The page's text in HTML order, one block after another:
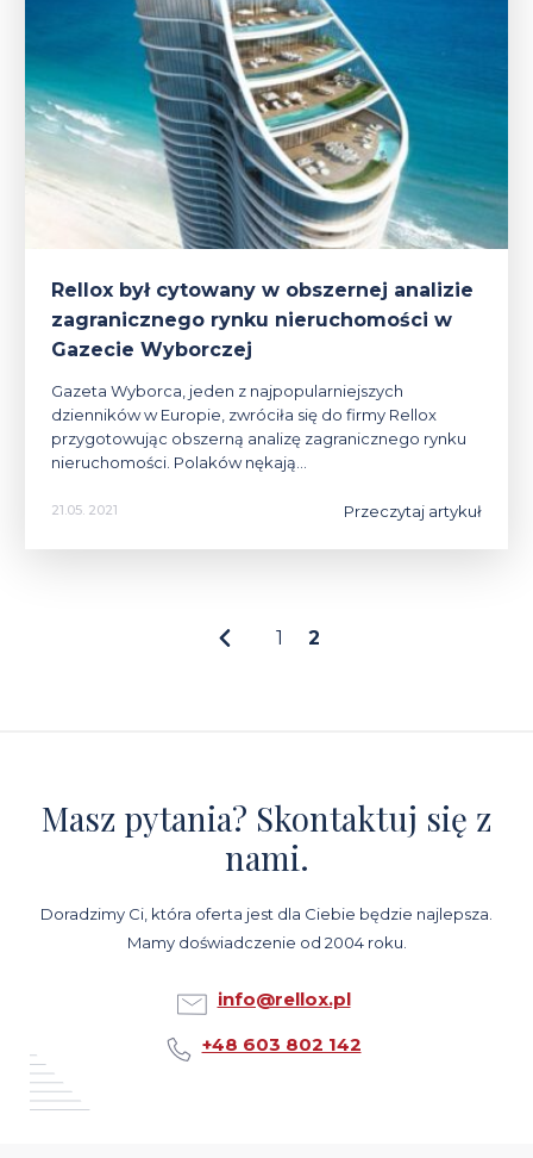
Rellox był cytowany w obszernej analizie
zagranicznego rynku nieruchomości w
Gazecie Wyborczej
Gazeta Wyborca, jeden z najpopularniejszych
dzienników w Europie, zwróciła się do firmy Rellox
przygotowując obszerną analizę zagranicznego rynku
nieruchomości. Polaków nękają…
21.05. 2021 Przeczytaj artykuł
1 2
Masz pytania? Skontaktuj się z
nami.
Doradzimy Ci, która oferta jest dla Ciebie będzie najlepsza.
Mamy doświadczenie od 2004 roku.
info@rellox.pl
+48 603 802 142